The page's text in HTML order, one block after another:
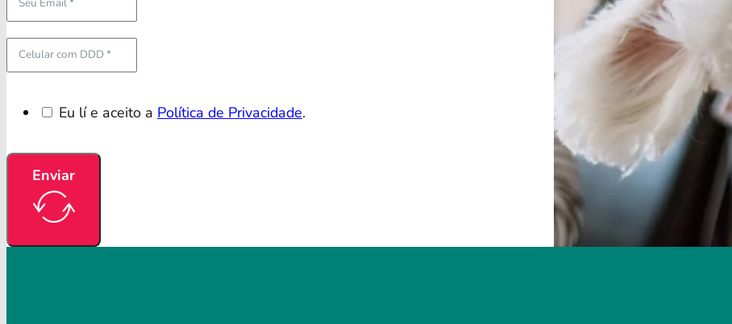
Eu lí e aceito a Política de Privacidade.
Enviar